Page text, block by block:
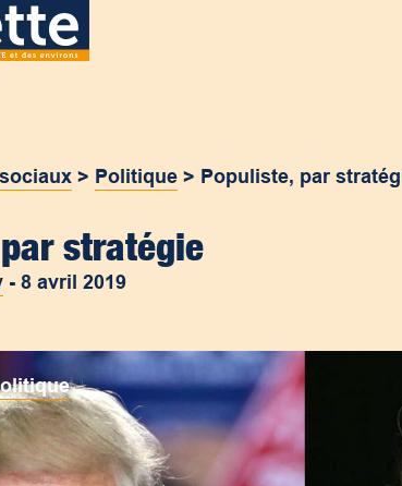
> Politique > Populiste, par
stratégie
-8 avril 2019